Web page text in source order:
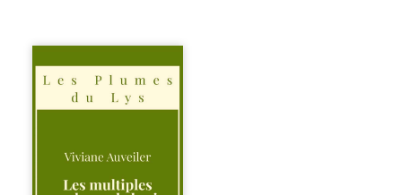
Trois récits, trois
existences saisies
à l’instant où tout
bascule. Une
l’apaisement, un
recouvre